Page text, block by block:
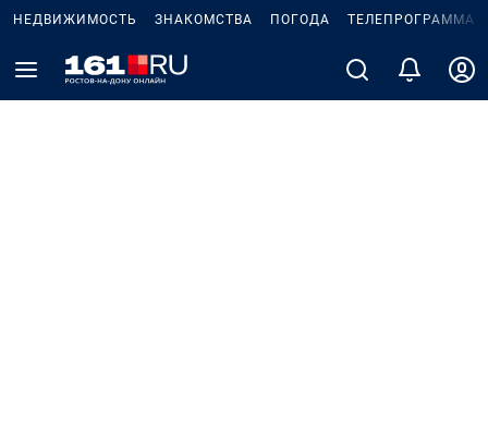
НЕДВИЖИМОСТЬ ЗНАКОМСТВА ПОГОДА ТЕЛЕПРОГРАММА